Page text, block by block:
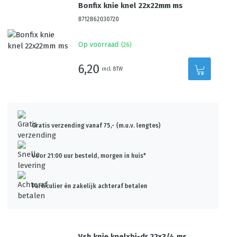
Bonfix knie knel 22x22mm ms
8712862030720
Op voorraad (26)
6,20 incl. BTW
Gratis verzending vanaf 75,- (m.u.v. lengtes)
Voor 21:00 uur besteld, morgen in huis*
Particulier én zakelijk achteraf betalen